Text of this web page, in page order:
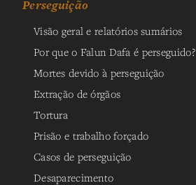
Perseguição
Visão geral e relatórios sumários
Por que o Falun Dafa é perseguido?
Mortes devido à perseguição
Extração de órgãos
Tortura
Prisão e trabalho forçado
Casos de perseguição
Desaparecimento